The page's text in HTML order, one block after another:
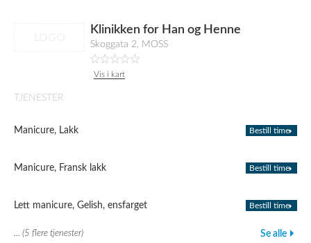
Klinikken for Han og Henne
Skoggata 2, MOSS
Vis i kart
TJENESTER
Manicure, Lakk Bestill time
Manicure, Fransk lakk Bestill time
Lett manicure, Gelish, ensfarget Bestill time
... (5 flere tjenester) Se alle